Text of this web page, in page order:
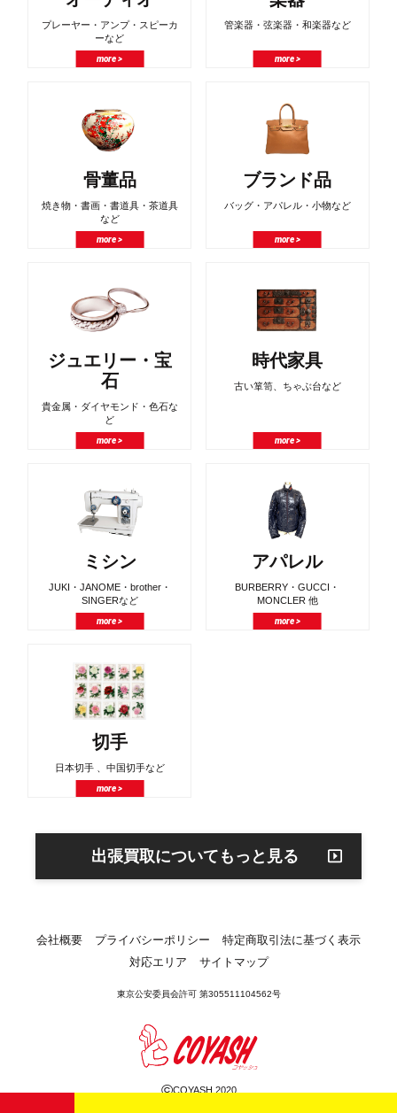
プレーヤー・アンプ・スピーカ
ーなど
more >
管楽器・弦楽器・和楽器など
more >
骨董品
焼き物・書画・書道具・茶道具
など
more >
ブランド品
バッグ・アパレル・小物など
more >
ジュエリー・宝
石
貴金属・ダイヤモンド・色石な
ど
more >
時代家具
古い箪笥、ちゃぶ台など
more >
ミシン
JUKI・JANOME・brother・
SINGERなど
more >
アパレル
BURBERRY・GUCCI・
MONCLER 他
more >
切手
日本切手 、中国切手など
more >
出張買取についてもっと見る
会社概要 プライバシーポリシー
特定商取引法に基づく表示
対応エリア
サイトマップ
東京公安委員会許可 第305511104562号
©COYASH 2020